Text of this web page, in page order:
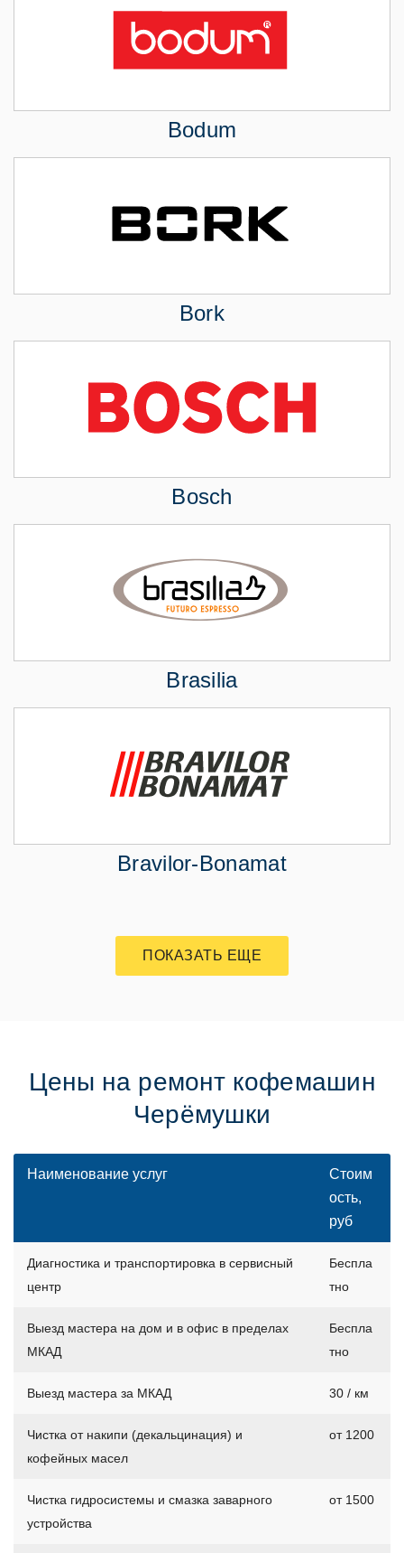
Bodum
Bork
Bosch
Brasilia
Bravilor-Bonamat
ПОКАЗАТЬ ЕЩЕ
Цены на ремонт кофемашин
Черёмушки
Наименование услуг
Стоим
ость,
руб
Диагностика и транспортировка в сервисный
центр
Беспла
тно
Выезд мастера на дом и в офис в пределах
МКАД
Беспла
тно
Выезд мастера за МКАД 30 / км
Чистка от накипи (декальцинация) и
кофейных масел
от 1200
Чистка гидросистемы и смазка заварного
устройства
от 1500